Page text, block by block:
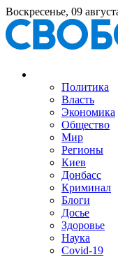
Воскресенье, 09
Политика
Власть
Экономика
Общество
Мир
Регионы
Киев
Донбасс
Криминал
Блоги
Досье
Здоровье
Наука
Covid-19